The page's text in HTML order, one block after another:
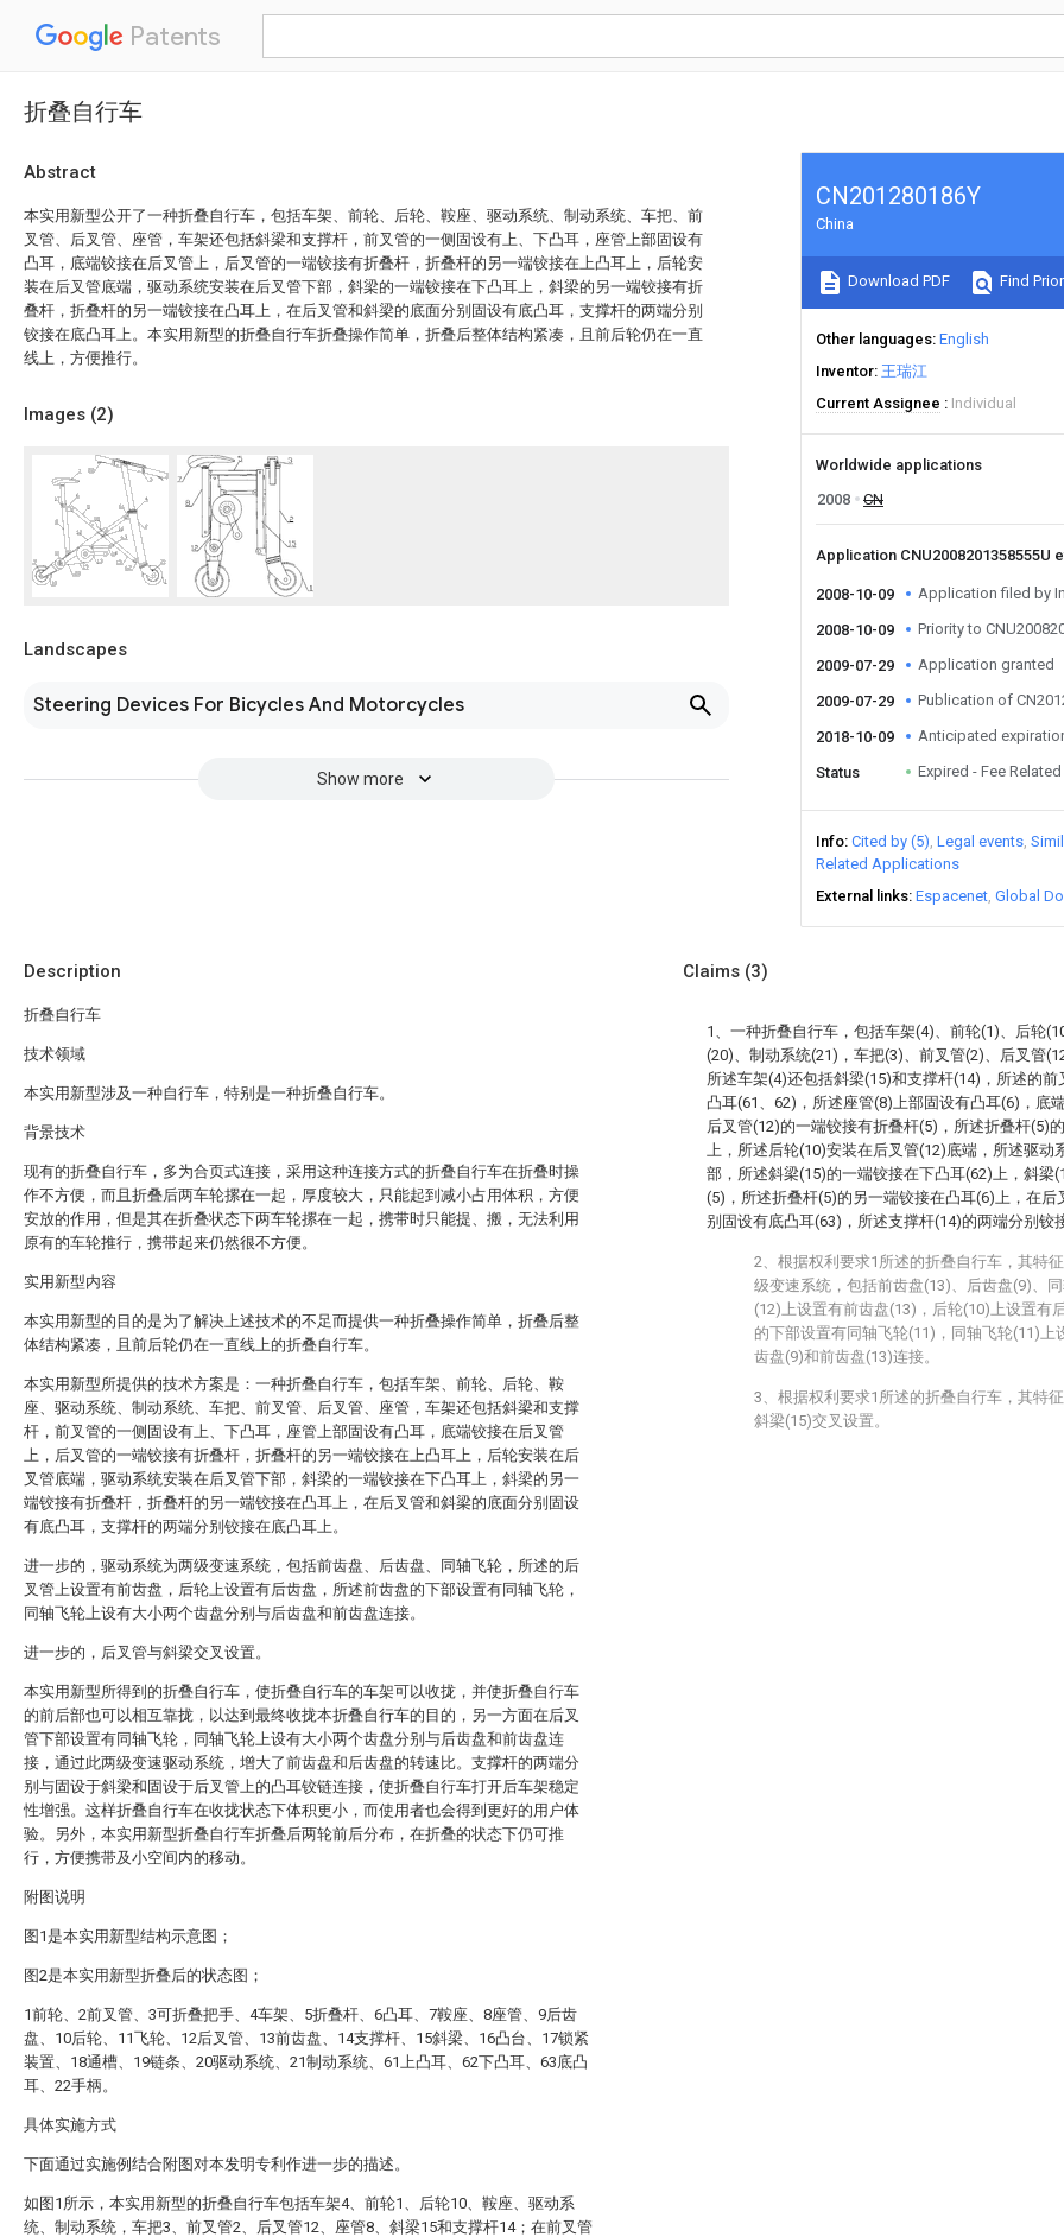
Patents
折叠自行车
Abstract
本实用新型公开了一种折叠自行车，包括车架、前轮、后轮、鞍座、驱动系统、制动系统、车把、前
叉管、后叉管、座管，车架还包括斜梁和支撑杆，前叉管的一侧固设有上、下凸耳，座管上部固设有
凸耳，底端铰接在后叉管上，后叉管的一端铰接有折叠杆，折叠杆的另一端铰接在上凸耳上，后轮安
装在后叉管底端，驱动系统安装在后叉管下部，斜梁的一端铰接在下凸耳上，斜梁的另一端铰接有折
叠杆，折叠杆的另一端铰接在凸耳上，在后叉管和斜梁的底面分别固设有底凸耳，支撑杆的两端分别
铰接在底凸耳上。本实用新型的折叠自行车折叠操作简单，折叠后整体结构紧凑，且前后轮仍在一直
线上，方便推行。
Images (2)
Landscapes
Steering Devices For Bicycles And Motorcycles
Show more
CN201280186Y
China
Download PDF Find
Other languages English
Inventor 王瑞江
Current Assignee
Individual
Worldwide applications
2008
CN
Application CNU2008201358555U
2008-10-09 Application filed by
2008-10-09 Priority to
2009-07-29 Application granted
2009-07-29 Publication of
2018-10-09 Anticipated
Status Expired - Fee Related
Info Cited by (5) Legal events
Related Applications
External links Espacenet Global
Description
折叠自行车
技术领域
本实用新型涉及一种自行车，特别是一种折叠自行车。
背景技术
现有的折叠自行车，多为合页式连接，采用这种连接方式的折叠自行车在折叠时操
作不方便，而且折叠后两车轮摞在一起，厚度较大，只能起到减小占用体积，方便
安放的作用，但是其在折叠状态下两车轮摞在一起，携带时只能提、搬，无法利用
原有的车轮推行，携带起来仍然很不方便。
实用新型内容
本实用新型的目的是为了解决上述技术的不足而提供一种折叠操作简单，折叠后整
体结构紧凑，且前后轮仍在一直线上的折叠自行车。
本实用新型所提供的技术方案是：一种折叠自行车，包括车架、前轮、后轮、鞍
座、驱动系统、制动系统、车把、前叉管、后叉管、座管，车架还包括斜梁和支撑
杆，前叉管的一侧固设有上、下凸耳，座管上部固设有凸耳，底端铰接在后叉管
上，后叉管的一端铰接有折叠杆，折叠杆的另一端铰接在上凸耳上，后轮安装在后
叉管底端，驱动系统安装在后叉管下部，斜梁的一端铰接在下凸耳上，斜梁的另一
端铰接有折叠杆，折叠杆的另一端铰接在凸耳上，在后叉管和斜梁的底面分别固设
有底凸耳，支撑杆的两端分别铰接在底凸耳上。
进一步的，驱动系统为两级变速系统，包括前齿盘、后齿盘、同轴飞轮，所述的后
叉管上设置有前齿盘，后轮上设置有后齿盘，所述前齿盘的下部设置有同轴飞轮，
同轴飞轮上设有大小两个齿盘分别与后齿盘和前齿盘连接。
进一步的，后叉管与斜梁交叉设置。
本实用新型所得到的折叠自行车，使折叠自行车的车架可以收拢，并使折叠自行车
的前后部也可以相互靠拢，以达到最终收拢本折叠自行车的目的，另一方面在后叉
管下部设置有同轴飞轮，同轴飞轮上设有大小两个齿盘分别与后齿盘和前齿盘连
接，通过此两级变速驱动系统，增大了前齿盘和后齿盘的转速比。支撑杆的两端分
别与固设于斜梁和固设于后叉管上的凸耳铰链连接，使折叠自行车打开后车架稳定
性增强。这样折叠自行车在收拢状态下体积更小，而使用者也会得到更好的用户体
验。另外，本实用新型折叠自行车折叠后两轮前后分布，在折叠的状态下仍可推
行，方便携带及小空间内的移动。
附图说明
图1是本实用新型结构示意图；
图2是本实用新型折叠后的状态图；
1前轮、2前叉管、3可折叠把手、4车架、5折叠杆、6凸耳、7鞍座、8座管、9后齿
盘、10后轮、11飞轮、12后叉管、13前齿盘、14支撑杆、15斜梁、16凸台、17锁紧
装置、18通槽、19链条、20驱动系统、21制动系统、61上凸耳、62下凸耳、63底凸
耳、22手柄。
具体实施方式
下面通过实施例结合附图对本发明专利作进一步的描述。
如图1所示，本实用新型的折叠自行车包括车架4、前轮1、后轮10、鞍座、驱动系
统、制动系统，车把3、前叉管2、后叉管12、座管8、斜梁15和支撑杆14；在前叉管
Claims (3)
1、一种折叠自行车，包括车架(4)、前轮(1)、后轮
(20)、制动系统(21)，车把(3)、前叉管(2)、后叉管
所述车架(4)还包括斜梁(15)和支撑杆(14)，所述的
凸耳(61、62)，所述座管(8)上部固设有凸耳(6)，底
后叉管(12)的一端铰接有折叠杆(5)，所述折叠杆(5)
上，所述后轮(10)安装在后叉管(12)底端，所述驱动
部，所述斜梁(15)的一端铰接在下凸耳(62)上，斜梁
(5)，所述折叠杆(5)的另一端铰接在凸耳(6)上，在后
别固设有底凸耳(63)，所述支撑杆(14)的两端分别铰
2、根据权利要求1所述的折叠自行车，其特
级变速系统，包括前齿盘(13)、后齿盘(9)、
(12)上设置有前齿盘(13)，后轮(10)上设置有
的下部设置有同轴飞轮(11)，同轴飞轮(11)上
齿盘(9)和前齿盘(13)连接。
3、根据权利要求1所述的折叠自行车，其特
斜梁(15)交叉设置。